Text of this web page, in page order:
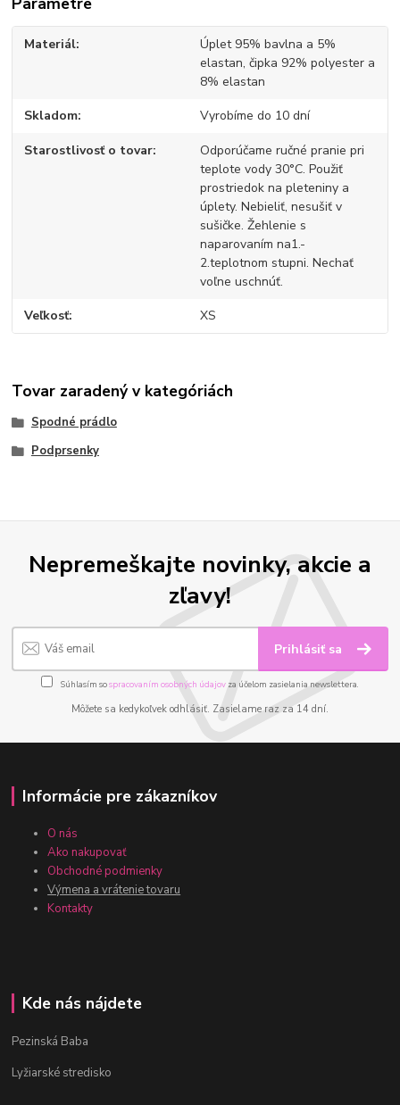
Materiál
Úplet 95% bavlna a 5%
elastan, čipka 92% polyester a
8% elastan
Skladom Vyrobíme do 10 dní
Starostlivosť o tovar
Odporúčame ručné pranie pri
teplote vody 30°C. Použiť
prostriedok na pleteniny a
úplety. Nebieliť, nesušiť v
sušičke. Žehlenie s
naparovaním na1.-
2.teplotnom stupni. Nechať
voľne uschnúť.
Veľkosť XS
Tovar zaradený v kategóriách
Spodné prádlo
Podprsenky
Nepremeškajte novinky, akcie a
zľavy!
Prihlásiť sa
Súhlasím sospracovaním osobných údajov za účelom zasielania newslettera.
Môžete sa kedykoľvek odhlásiť. Zasielame raz za 14 dní.
Informácie pre zákazníkov
O nás
Ako nakupovať
Obchodné podmienky
Výmena a vrátenie tovaru
Kontakty
Kde nás nájdete
Pezinská Baba
Lyžiarské stredisko